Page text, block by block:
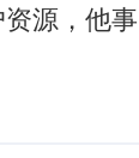
源，他事